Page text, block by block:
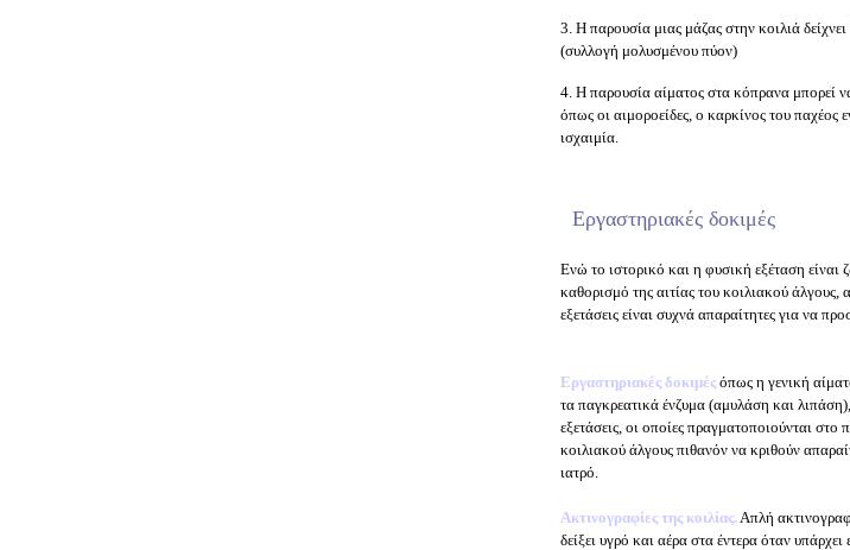
3. Η παρουσία μιας μάζας στην κοιλιά
(συλλογή μολυσμένου πύον)
4. Η παρουσία αίματος στα κόπρανα μπορεί
όπως οι αιμοροείδες, ο καρκίνος του παχέος
ισχαιμία.
Εργαστηριακές δοκιμές
Ενώ το ιστορικό και η φυσική εξέταση είναι
καθορισμό της αιτίας του κοιλιακού άλγους,
εξετάσεις είναι συχνά απαραίτητες για να
Εργαστηριακές δοκιμές όπως η γενική
τα παγκρεατικά ένζυμα (αμυλάση και
εξετάσεις, οι οποίες πραγματοποιούνται στο
κοιλιακού άλγους πιθανόν να κριθούν
ιατρό.
Ακτινογραφίες της κοιλίας. Απλή
δείξει υγρό και αέρα στα έντερα όταν